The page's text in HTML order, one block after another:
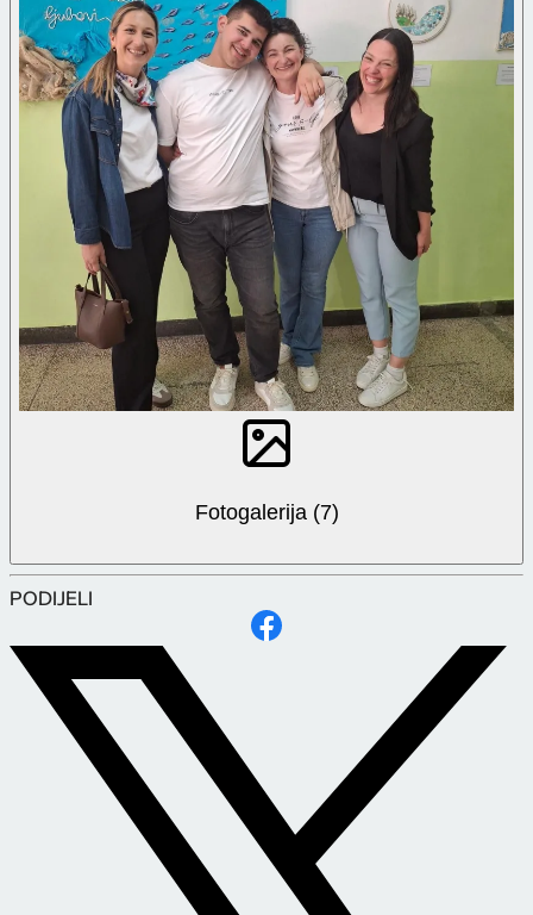
Fotogalerija (7)
PODIJELI